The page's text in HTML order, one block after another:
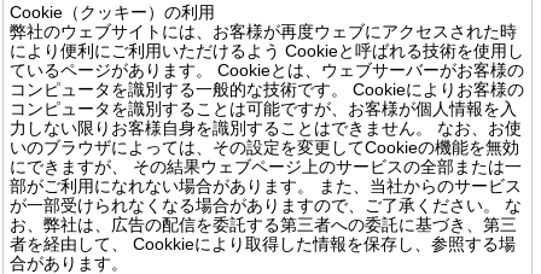
Cookie（クッキー）の利用
弊社のウェブサイトには、お客様が再度ウェブにアクセスされた時
により便利にご利用いただけるよう Cookieと呼ばれる技術を使用し
ているページがあります。 Cookieとは、ウェブサーバーがお客様の
コンピュータを識別する一般的な技術です。 Cookieによりお客様の
コンピュータを識別することは可能ですが、お客様が個人情報を入
力しない限りお客様自身を識別することはできません。 なお、お使
いのブラウザによっては、その設定を変更してCookieの機能を無効
にできますが、 その結果ウェブページ上のサービスの全部または一
部がご利用になれない場合があります。 また、当社からのサービス
が一部受けられなくなる場合がありますので、ご了承ください。 な
お、弊社は、広告の配信を委託する第三者への委託に基づき、第三
者を経由して、 Cookkieにより取得した情報を保存し、参照する場
合があります。